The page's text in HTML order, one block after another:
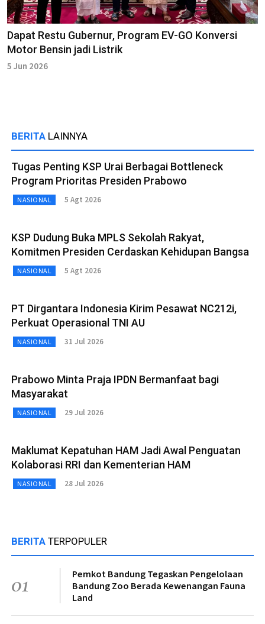
Dapat Restu Gubernur, Program EV-GO Konversi
Motor Bensin jadi Listrik
5 Jun 2026
BERITA LAINNYA
Tugas Penting KSP Urai Berbagai Bottleneck
Program Prioritas Presiden Prabowo
NASIONAL 5 Agt 2026
KSP Dudung Buka MPLS Sekolah Rakyat,
Komitmen Presiden Cerdaskan Kehidupan Bangsa
NASIONAL 5 Agt 2026
PT Dirgantara Indonesia Kirim Pesawat NC212i,
Perkuat Operasional TNI AU
NASIONAL 31 Jul 2026
Prabowo Minta Praja IPDN Bermanfaat bagi
Masyarakat
NASIONAL 29 Jul 2026
Maklumat Kepatuhan HAM Jadi Awal Penguatan
Kolaborasi RRI dan Kementerian HAM
NASIONAL 28 Jul 2026
BERITA TERPOPULER
01
Pemkot Bandung Tegaskan Pengelolaan
Bandung Zoo Berada Kewenangan Fauna
Land